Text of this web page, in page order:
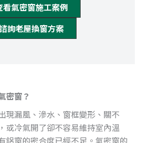
看氣密窗施工案例
詢老屋換窗方案
密窗？
現漏風、滲水、窗框變形、關不
或冷氣開了卻不容易維持室內溫
鋁窗的密合度已經不足。氣密窗的